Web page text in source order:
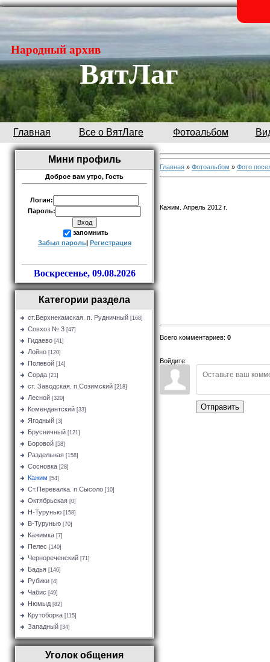
.
Народный архив
ВятЛаг
Главная Все о ВятЛаге Фотоальбом
Мини профиль
Доброе вам утро, Гость
Логин:
Пароль:
запомнить
Забыл пароль| Регистрация
Воскресенье, 09.08.2026
Категории раздела
ст.Верхнекамская. п. Рудничный [168]
Совхоз № 3 [47]
Гидаево [41]
Лойно [120]
Полевой [14]
Сорда [21]
ст. Заводская. п.Созимский [218]
Лесной [320]
Комендантский [33]
Ягодный [3]
Брусничный [121]
Боровой [58]
Раздельная [158]
Сосновка [28]
Кажим [54]
Ст.Перевалка. п.Сысоло [10]
Октябрьская [0]
Н-Турунью [158]
В-Турунью [70]
Кажимка [7]
Пелес [140]
Чернореченский [71]
Бадья [146]
Рубики [4]
Чабис [49]
Нюмыд [82]
Крутоборка [115]
Западный [34]
Уголок общения
Главная » Фотоальбом » Фото
Кажим. Апрель 2012 г.
Всего комментариев: 0
Войдите:
Отправить